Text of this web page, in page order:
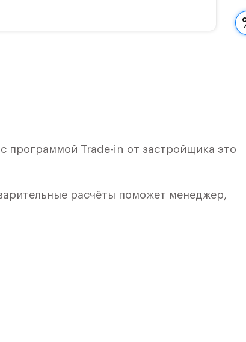
программой Trade-in от застройщика это
расчёты поможет менеджер,
ЖК «Рублевский Квартал» от группы